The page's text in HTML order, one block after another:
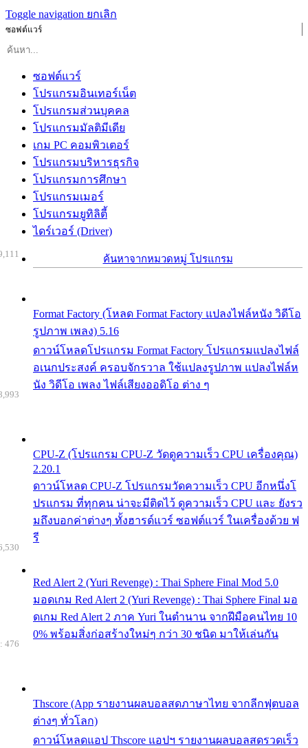
Toggle navigation ยกเลิก
ซอฟต์แวร์
ซอฟต์แวร์
โปรแกรมอินเทอร์เน็ต
โปรแกรมส่วนบุคคล
โปรแกรมมัลติมีเดีย
เกม PC คอมพิวเตอร์
โปรแกรมบริหารธุรกิจ
โปรแกรมการศึกษา
โปรแกรมเมอร์
โปรแกรมยูทิลิตี้
ไดร์เวอร์ (Driver)
ค้นหาจากหมวดหมู่ โปรแกรม
Format Factory (โหลด Format Factory แปลงไฟล์หนัง วิดีโอ
รูปภาพ เพลง) 5.16
ดาวน์โหลดโปรแกรม Format Factory โปรแกรมแปลงไฟล์
อเนกประสงค์ ครอบจักรวาล ใช้แปลงรูปภาพ แปลงไฟล์ห
นัง วิดีโอ เพลง ไฟล์เสียงออดิโอ ต่าง ๆ
CPU-Z (โปรแกรม CPU-Z วัดดูความเร็ว CPU เครื่องคุณ)
2.20.1
ดาวน์โหลด CPU-Z โปรแกรมวัดความเร็ว CPU อีกหนึ่งโ
ปรแกรม ที่ทุกคน น่าจะมีติดไว้ ดูความเร็ว CPU และ ยังรว
มถึงบอกค่าต่างๆ ทั้งฮารด์แวร์ ซอฟต์แวร์ ในเครื่องด้วย ฟ
รี
Red Alert 2 (Yuri Revenge) : Thai Sphere Final Mod 5.0
มอดเกม Red Alert 2 (Yuri Revenge) : Thai Sphere Final มอ
ดเกม Red Alert 2 ภาค Yuri ในตำนาน จากฝีมือคนไทย 10
0% พร้อมสิ่งก่อสร้างใหม่ๆ กว่า 30 ชนิด มาให้เล่นกัน
Thscore (App รายงานผลบอลสดภาษาไทย จากลีกฟุตบอล
ต่างๆ ทั่วโลก)
ดาวน์โหลดแอป Thscore แอปฯ รายงานผลบอลสดรวดเร็ว
476